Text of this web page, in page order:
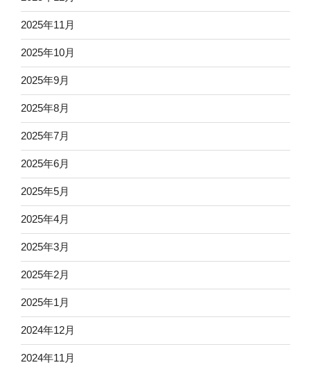
2025年11月
2025年10月
2025年9月
2025年8月
2025年7月
2025年6月
2025年5月
2025年4月
2025年3月
2025年2月
2025年1月
2024年12月
2024年11月